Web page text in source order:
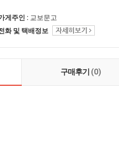
게주인 : 교보문고
화 및 택배정보
구매후기 (0)